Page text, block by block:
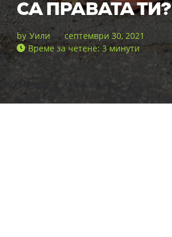
СА ПРАВАТА ТИ?
by Уили
септември 30, 2021
Време за четене: 3 минути